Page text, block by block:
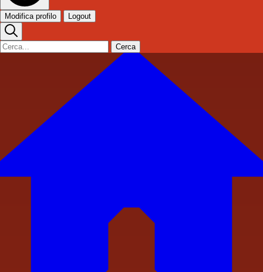
Modifica profilo Logout
Cerca